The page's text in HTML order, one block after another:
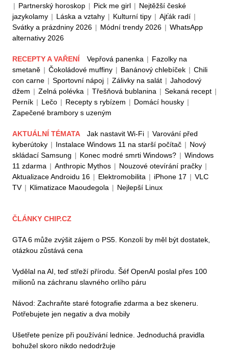
| Partnerský horoskop | Pick me girl | Nejtěžší české
jazykolamy | Láska a vztahy | Kulturní tipy | Ajťák radí |
Svátky a prázdniny 2026 | Módní trendy 2026 | WhatsApp
alternativy 2026
RECEPTY A VAŘENÍ Vepřová panenka | Fazolky na
smetaně | Čokoládové muffiny | Banánový chlebíček | Chili
con carne | Sportovní nápoj | Zálivky na salát | Jahodový
džem | Zelná polévka | Třešňová bublanina | Sekaná recept |
Perník | Lečo | Recepty s rybízem | Domácí housky |
Zapečené brambory s uzeným
AKTUÁLNÍ TÉMATA Jak nastavit Wi-Fi | Varování před
kyberútoky | Instalace Windows 11 na starší počítač | Nový
skládací Samsung | Konec modré smrti Windows? | Windows
11 zdarma | Anthropic Mythos | Nouzové otevírání pračky |
Aktualizace Androidu 16 | Elektromobilita | iPhone 17 | VLC
TV | Klimatizace Maoudegola | Nejlepší Linux
ČLÁNKY CHIP.CZ
GTA 6 může zvýšit zájem o PS5. Konzolí by měl být dostatek,
otázkou zůstává cena
Vydělal na AI, teď střeží přírodu. Šéf OpenAI poslal přes 100
milionů na záchranu slavného orlího páru
Návod: Zachraňte staré fotografie zdarma a bez skeneru.
Potřebujete jen negativ a dva mobily
Ušetřete peníze při používání lednice. Jednoduchá pravidla
bohužel skoro nikdo nedodržuje